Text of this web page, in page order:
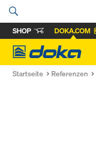
SHOP DOKA.COM
Doka
Startseite Referenzen